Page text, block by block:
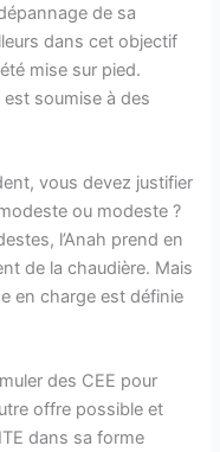
de sa
dans cet objectif
mise sur pied.
est soumise à des
vous devez justifier
ou modeste ?
l’Anah prend en
de la chaudière. Mais
en charge est définie
des CEE pour
offre possible et
dans sa forme